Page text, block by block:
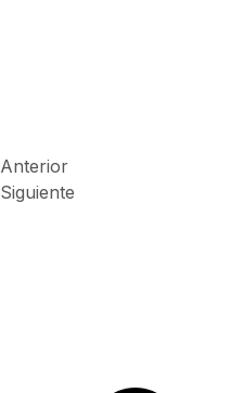
Anterior
Siguiente